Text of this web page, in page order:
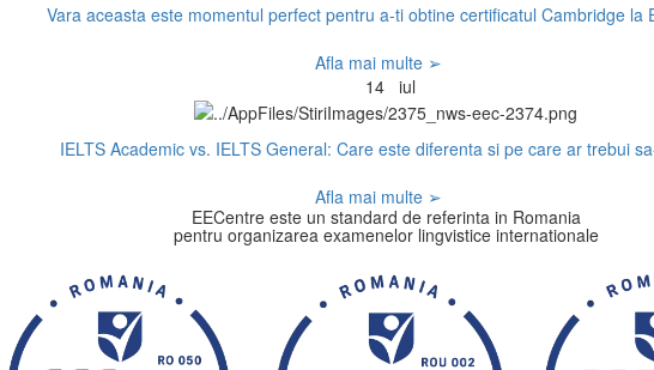
Vara aceasta este momentul perfect pentru a-ti obtine certificatul Cambridge la
Afla mai multe ➢
14 iul
IELTS Academic vs. IELTS General: Care este diferenta si pe care ar trebui
Afla mai multe ➢
EECentre este un standard de referinta in Romania
pentru organizarea examenelor lingvistice internationale